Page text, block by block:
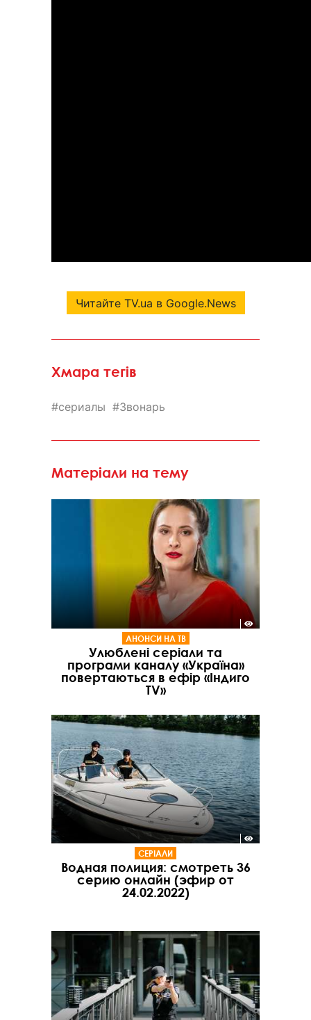
Читайте TV.ua в Google.News
Хмара тегів
сериалы Звонарь
Матеріали на тему
АНОНСИ НА ТВ
Улюблені серіали та
програми каналу «Україна»
повертаються в ефір «Індиго
TV»
СЕРІАЛИ
Водная полиция: смотреть 36
серию онлайн (эфир от
24.02.2022)